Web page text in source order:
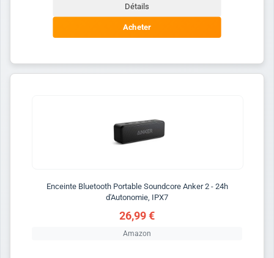
Détails
Acheter
Enceinte Bluetooth Portable Soundcore Anker 2 - 24h
d'Autonomie, IPX7
26,99 €
Amazon